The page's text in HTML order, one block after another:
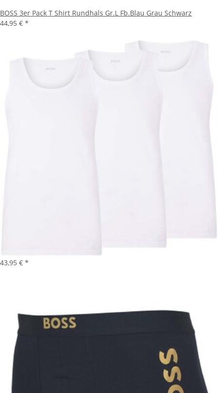
BOSS 3er Pack T Shirt Rundhals Gr.L Fb.Blau Grau Schwarz
44,95 € *
43,95 € *